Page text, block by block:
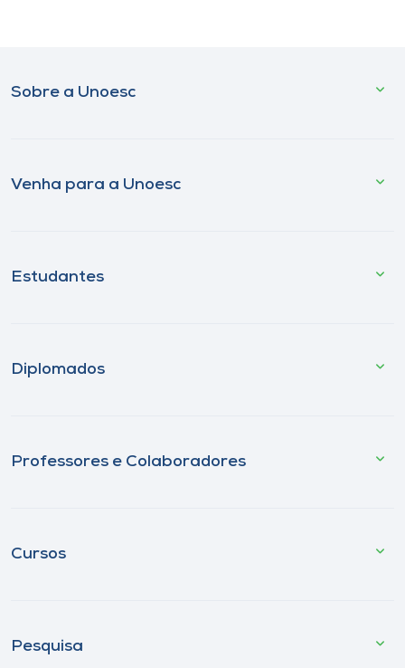
Sobre a Unoesc
Venha para a Unoesc
Estudantes
Diplomados
Professores e Colaboradores
Cursos
Pesquisa